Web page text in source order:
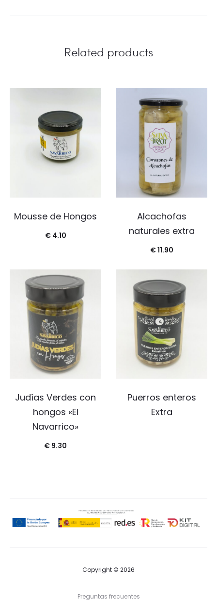
Related products
Mousse de Hongos
€4.10
Alcachofas
naturales extra
€11.90
Judías Verdes con
hongos «El
Navarrico»
€ 9.30
Puerros enteros
Extra
Copyright © 2026
Preguntas frecuentes